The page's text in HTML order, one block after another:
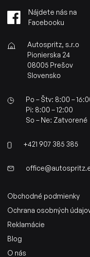
Nájdete nás na
Facebooku
Autospritz, s.r.o
Pionierska 24
08005 Prešov
Slovensko
Po – Štv: 8:00 –
Pi: 8:00 – 12:00
So – Ne: Zatvorené
+421 907 385 385
Obchodné podmienky
Ochrana osobných
Reklamácie
Blog
O nás